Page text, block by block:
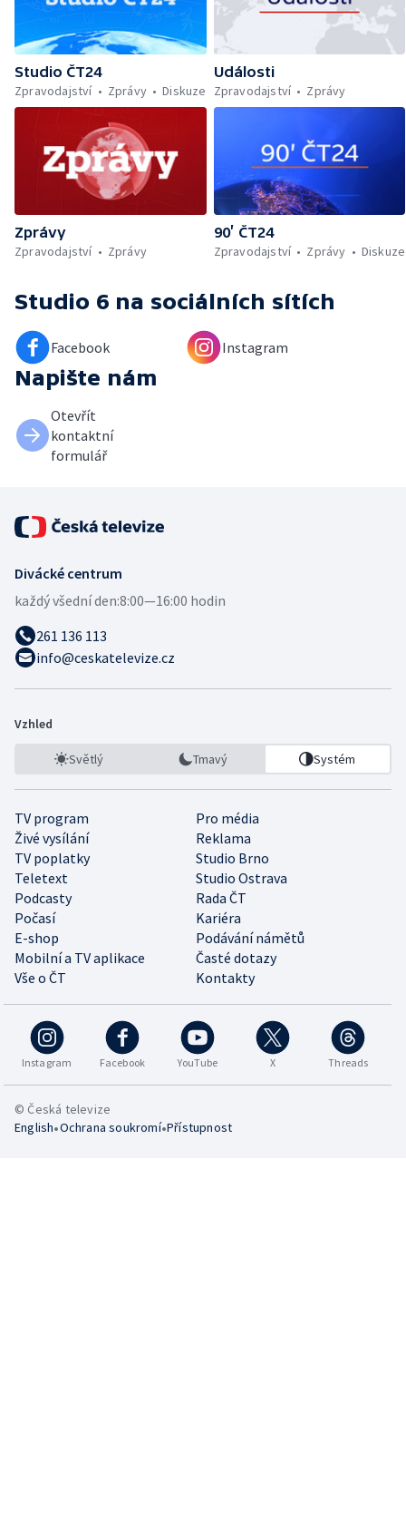
Studio ČT24
Zpravodajství
Zprávy Diskuze
Události
Zpravodajství
Zprávy
Zprávy
Zpravodajství
Zprávy
90’ ČT24
Zpravodajství
Zprávy Diskuze
Studio 6 na sociálních sítích
Facebook Instagram
Napište nám
Otevřít
kontaktní
formulář
Divácké centrum
každý všední den:8:00—16:00 hodin
261 136 113
info@ceskatelevize.cz
Vzhled
Světlý Tmavý Systém
TV program
Pro média
Živé vysílání
Reklama
TV poplatky
Studio Brno
Teletext
Studio Ostrava
Podcasty
Rada ČT
Počasí
Kariéra
E-shop
Podávání námětů
Mobilní a TV aplikace
Časté dotazy
Vše o ČT
Kontakty
Instagram Facebook YouTube X Threads
© Česká televize
English•Ochrana soukromí•Přístupnost